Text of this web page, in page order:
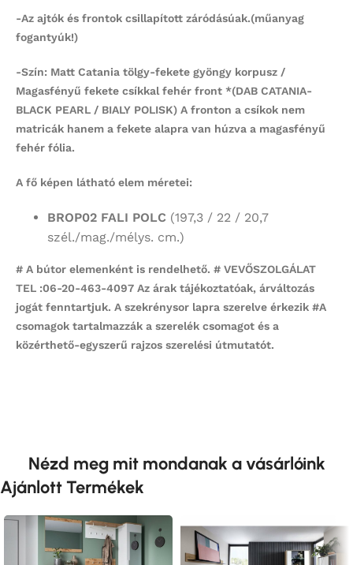
-Az ajtók és frontok csillapított záródásúak.(műanyag
fogantyúk!)
-Szín: Matt Catania tölgy-fekete gyöngy korpusz /
Magasfényű fekete csíkkal fehér front *(DAB CATANIA-
BLACK PEARL / BIALY POLISK) A fronton a csíkok nem
matricák hanem a fekete alapra van húzva a magasfényű
fehér fólia.
A fő képen látható elem méretei:
BROP02 FALI POLC (197,3 / 22 / 20,7
szél./mag./mélys. cm.)
# A bútor elemenként is rendelhető. # VEVŐSZOLGÁLAT
TEL :06-20-463-4097 Az árak tájékoztatóak, árváltozás
jogát fenntartjuk. A szekrénysor lapra szerelve érkezik #A
csomagok tartalmazzák a szerelék csomagot és a
közérthető-egyszerű rajzos szerelési útmutatót.
Nézd meg mit mondanak a vásárlóink
Ajánlott Termékek